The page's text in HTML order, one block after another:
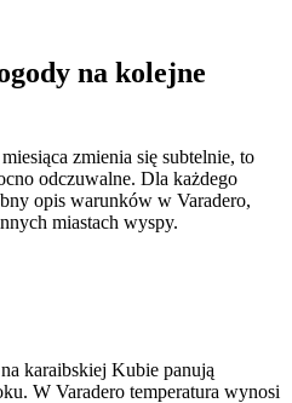
na kolejne
zmienia się subtelnie, to
odczuwalne. Dla każdego
opis warunków w Varadero,
miastach wyspy.
karaibskiej Kubie panują
W Varadero temperatura wynosi